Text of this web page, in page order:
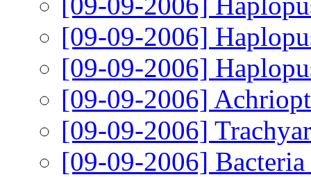
[09-09-2006]
[09-09-2006]
[09-09-2006]
[09-09-2006]
[09-09-2006]